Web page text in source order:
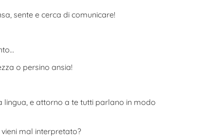
sente e cerca di comunicare!
o persino ansia!
lingua, e attorno a te tutti parlano in modo
mal interpretato?